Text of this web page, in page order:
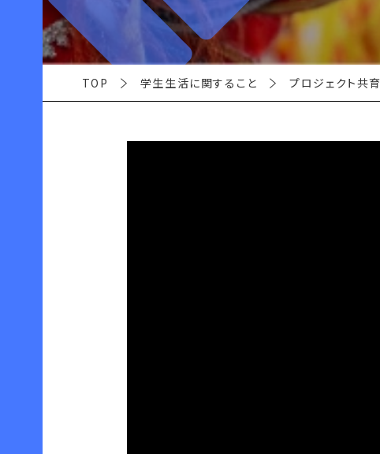
TOP 学生生活に関すること プロジェクト共育